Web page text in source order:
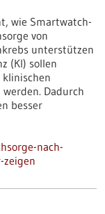
wie Smartwatch-
von
unterstützen
(KI) sollen
Dadurch
besser
nach-